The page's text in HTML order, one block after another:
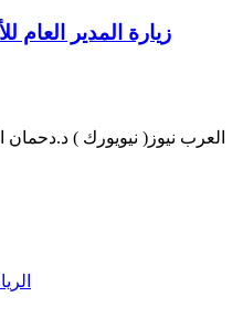
زيارة المدير العام
العرب نيوز( نيويورك )